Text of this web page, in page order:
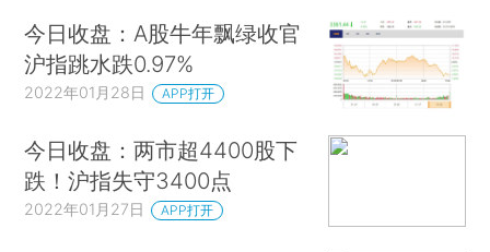
今日收盘：A股牛年飘绿收官
沪指跳水跌0.97%
2022年01月28日 APP打开
今日收盘：两市超4400股下
跌！沪指失守3400点
2022年01月27日 APP打开